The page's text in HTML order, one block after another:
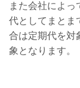
また会社によっ
代としてまとま
合は定期代を対
象となります。